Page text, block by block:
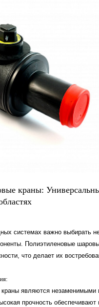
краны:
системах важно выбирать
Полиэтиленовые
что делает их
являются незаменимыми
прочность